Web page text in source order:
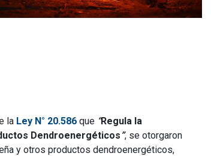
la Ley N° 20.586que “Regula la
Dendroenergéticos ”, se otorgaron
y otros productos dendroenergéticos,